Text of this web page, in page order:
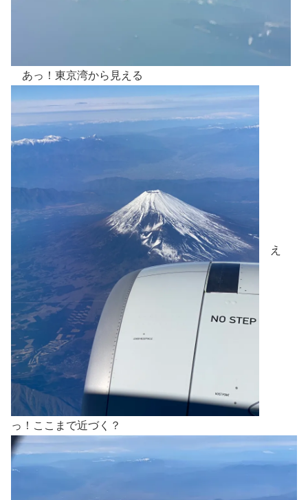
あっ！東京湾から見える
え
っ！ここまで近づく？